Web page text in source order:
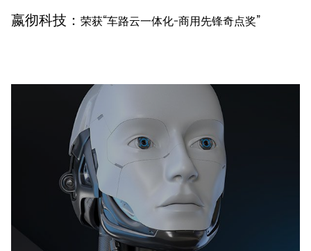
嬴彻科技： 荣获“车路云一体化-商用先锋奇点奖”